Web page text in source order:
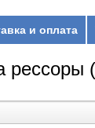
и оплата
рессоры